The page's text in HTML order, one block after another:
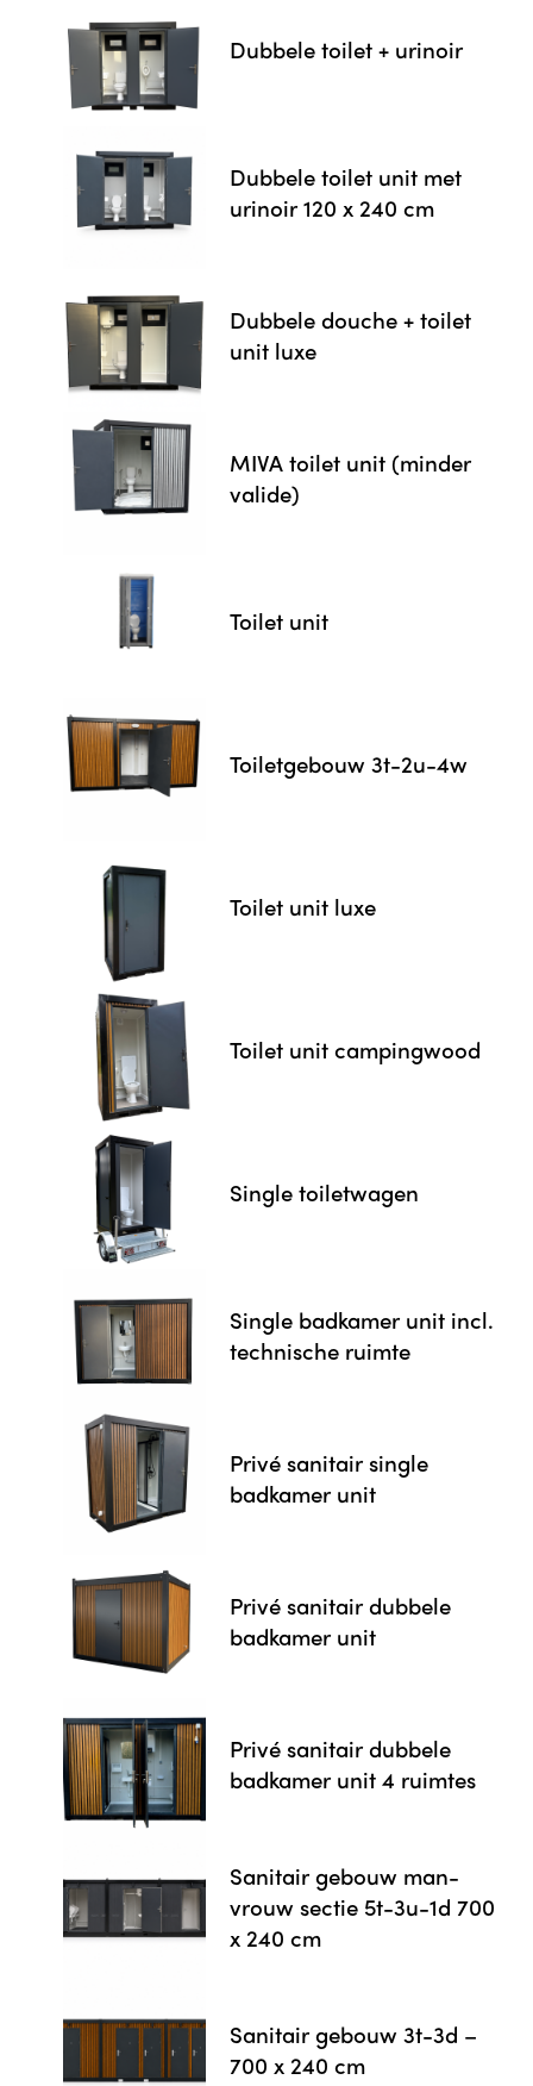
Dubbele toilet + urinoir
Dubbele toilet unit met
urinoir 120 x 240 cm
Dubbele douche + toilet
unit luxe
MIVA toilet unit (minder
valide)
Toilet unit
Toiletgebouw 3t-2u-4w
Toilet unit luxe
Toilet unit campingwood
Single toiletwagen
Single badkamer unit incl.
technische ruimte
Privé sanitair single
badkamer unit
Privé sanitair dubbele
badkamer unit
Privé sanitair dubbele
badkamer unit 4 ruimtes
Sanitair gebouw man-
vrouw sectie 5t-3u-1d 700
x 240 cm
Sanitair gebouw 3t-3d –
700 x 240 cm